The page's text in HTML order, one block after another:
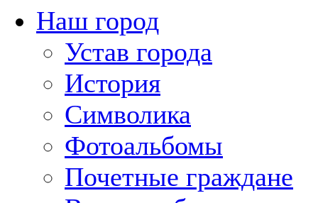
Наш город
Устав города
История
Символика
Фотоальбомы
Почетные граждане